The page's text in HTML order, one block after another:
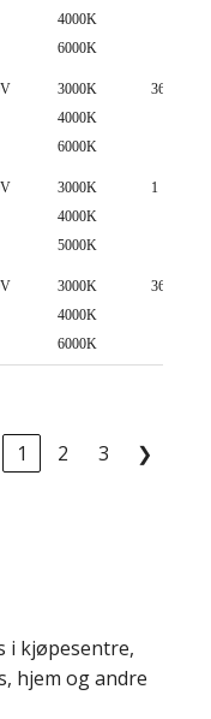
4000K
6000K
3000K
4000K
6000K
36
3000K
4000K
5000K
1
3000K
4000K
6000K
36
1 2 3 ❯
i kjøpesentre,
hjem og andre